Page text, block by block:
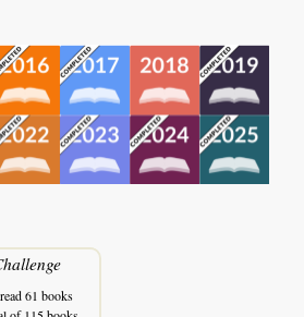
61 books